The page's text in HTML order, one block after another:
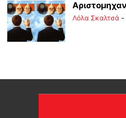
Λόλα Σκαλτσά -